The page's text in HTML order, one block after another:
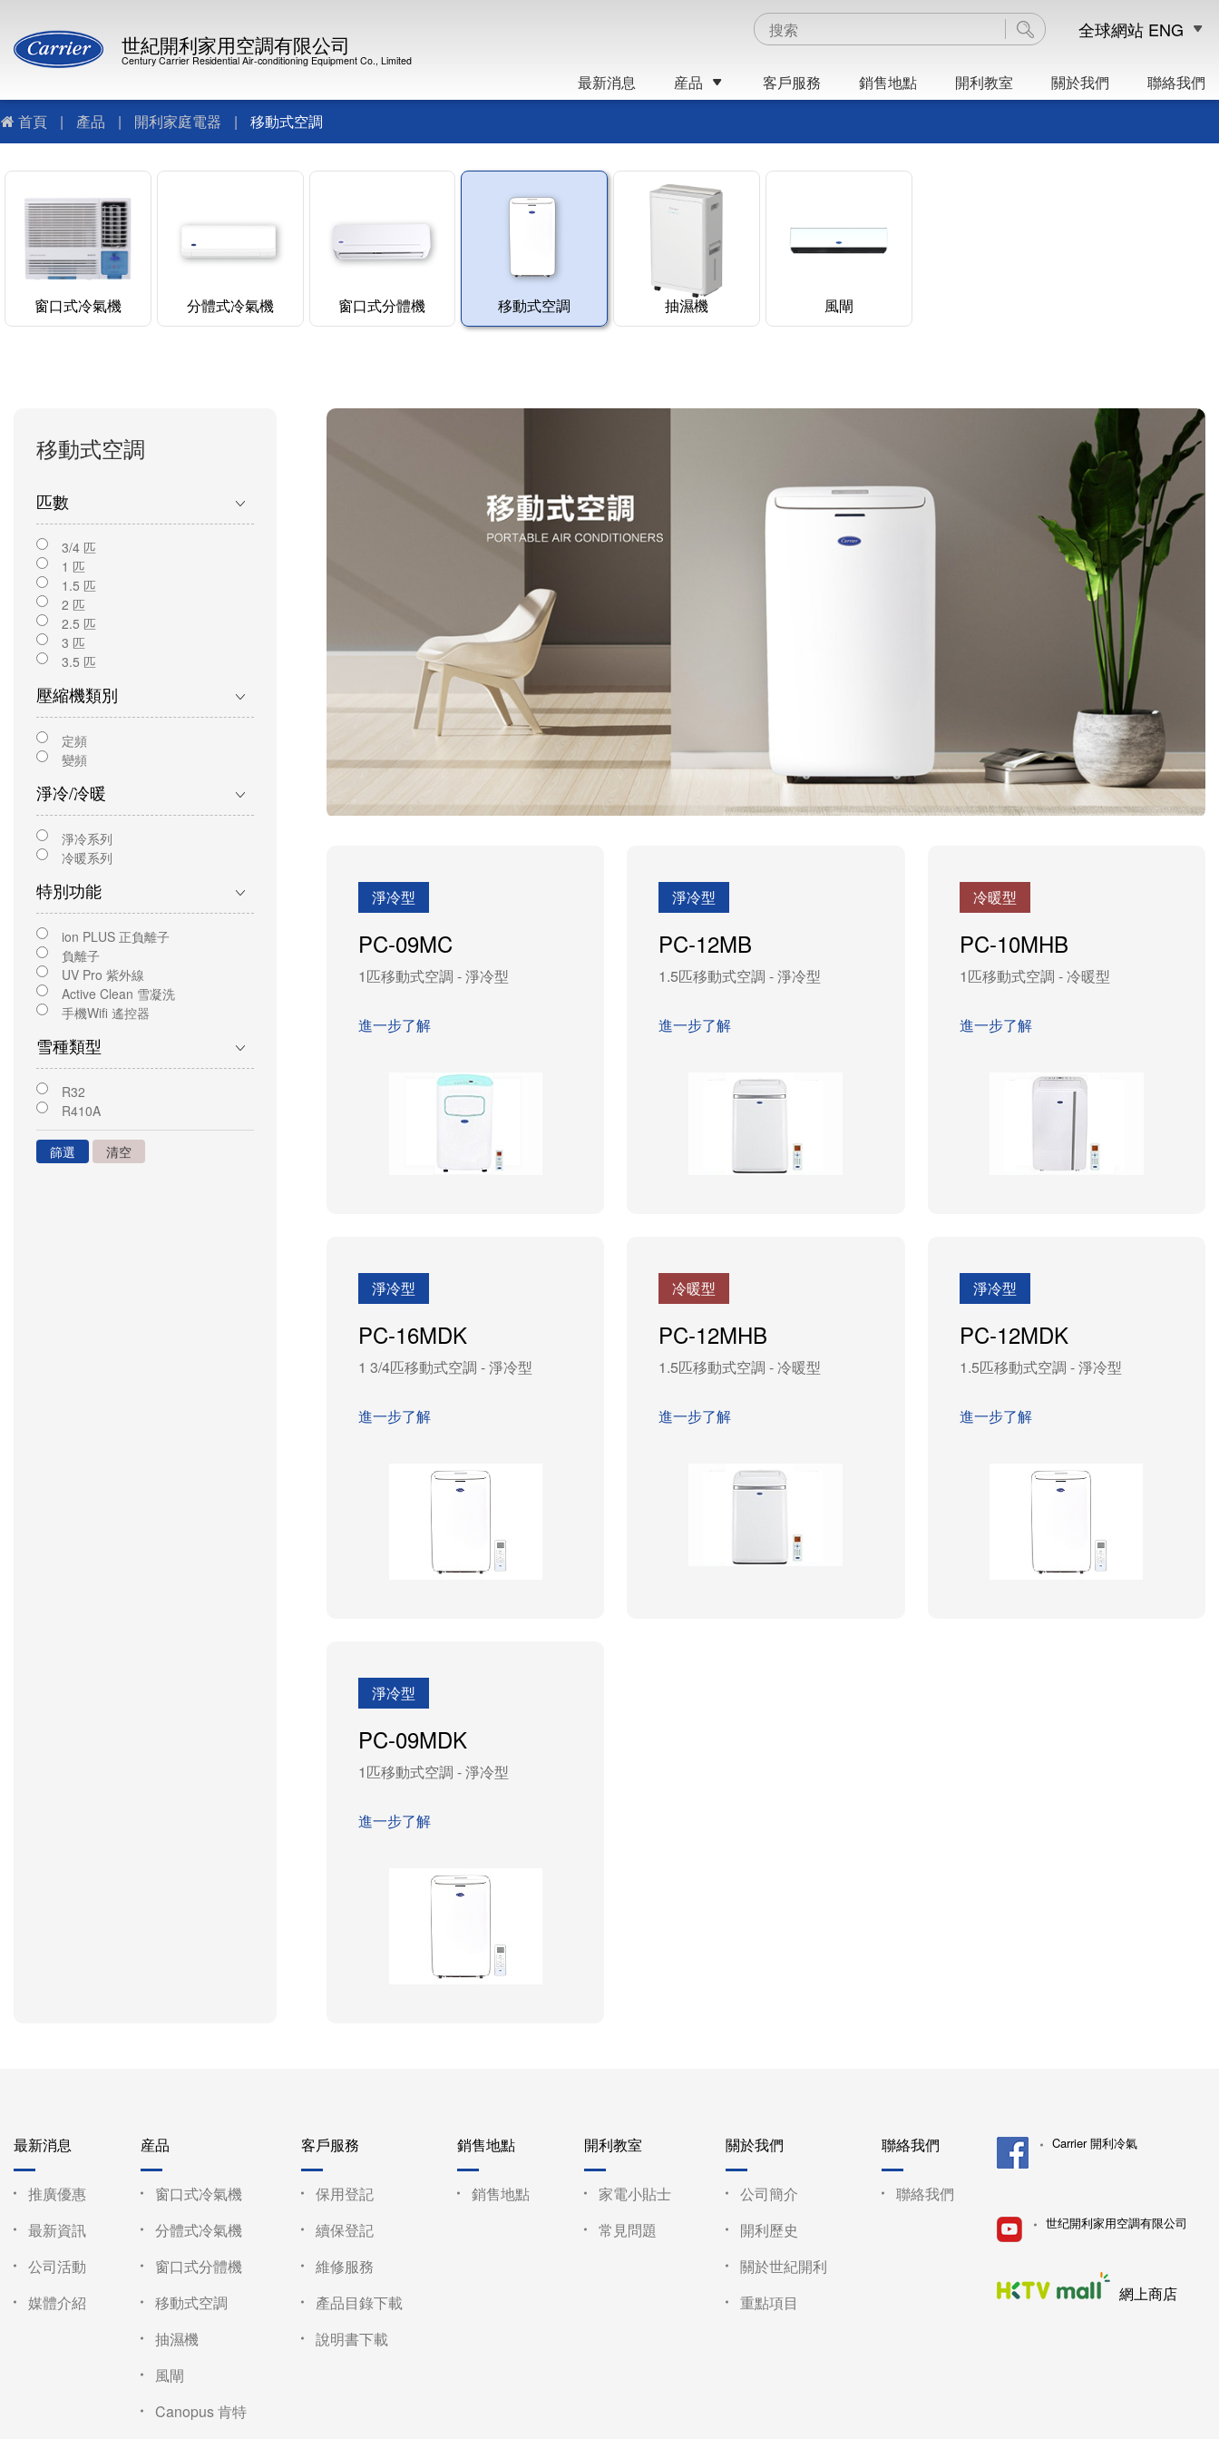
世紀開利家用空調有限公司
Century Carrier Residential Air-conditioning Equipment Co., Limited
最新消息 産品 客戶服務 銷售地點 開利教室 關於我們 聯絡我們
全球網站 ENG
首頁 | 產品 | 開利家庭電器 | 移動式空調
窗口式冷氣機 分體式冷氣機 窗口式分體機 移動式空調 抽濕機 風閘
移動式空調
匹數
3/4 匹
1 匹
1.5 匹
2 匹
2.5 匹
3 匹
3.5 匹
壓縮機類別
定頻
變頻
淨冷/冷暖
淨冷系列
冷暖系列
特別功能
ion PLUS 正負離子
負離子
UV Pro 紫外線
Active Clean 雪凝洗
手機Wifi 遙控器
雪種類型
R32
R410A
篩選 清空
淨冷型
PC-09MC
1匹移動式空調 - 淨冷型
進一步了解
淨冷型
PC-12MB
1.5匹移動式空調 - 淨冷型
進一步了解
冷暖型
PC-10MHB
1匹移動式空調 - 冷暖型
進一步了解
淨冷型
PC-16MDK
1 3/4匹移動式空調 - 淨冷型
進一步了解
冷暖型
PC-12MHB
1.5匹移動式空調 - 冷暖型
進一步了解
淨冷型
PC-12MDK
1.5匹移動式空調 - 淨冷型
進一步了解
淨冷型
PC-09MDK
1匹移動式空調 - 淨冷型
進一步了解
最新消息
推廣優惠
最新資訊
公司活動
媒體介紹
産品
窗口式冷氣機
分體式冷氣機
窗口式分體機
移動式空調
抽濕機
風閘
Canopus 肯特
客戶服務
保用登記
續保登記
維修服務
產品目錄下載
說明書下載
銷售地點
銷售地點
開利教室
家電小貼士
常見問題
關於我們
公司簡介
開利歷史
關於世紀開利
重點項目
聯絡我們
聯絡我們
Carrier 開利冷氣
世纪開利家用空調有限公司
網上商店